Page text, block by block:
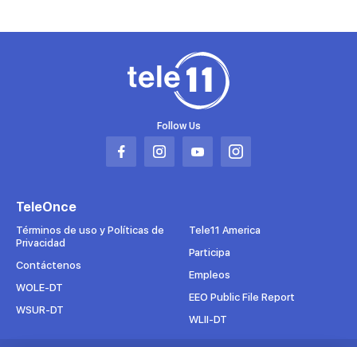
Follow Us
Abrir
pestaña
Abrir
pestaña
Abrir
pestaña
Abrir
pestaña
TeleOnce
Términos de uso y Políticas de
Privacidad
Contáctenos
WOLE-DT
WSUR-DT
Tele11 America
Participa
Empleos
EEO Public File Report
WLII-DT